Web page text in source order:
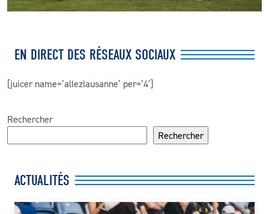
EN DIRECT DES RÉSEAUX SOCIAUX
[juicer name=’allezlausanne’ per=’4′]
Rechercher
Rechercher
ACTUALITÉS